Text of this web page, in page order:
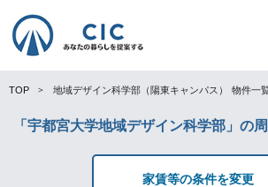
TOP 地域デザイン科学部（陽東キャンパス） 物件一
「宇都宮大学地域デザイン科学部」の
家賃等の条件を変更